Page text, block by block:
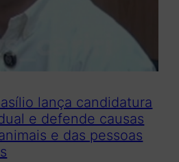
lança candidatura
e defende causas
e das pessoas